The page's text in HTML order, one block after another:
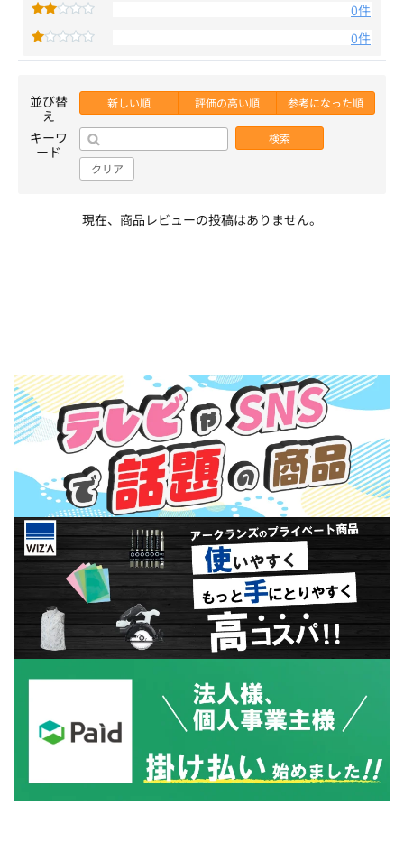
0件
0件
並び替
え
新しい順 評価の高い順 参考になった順
キーワ
ード
検索
クリア
現在、商品レビューの投稿はありません。